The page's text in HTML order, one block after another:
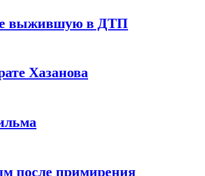
выжившую в ДТП
Хазанова
после примирения